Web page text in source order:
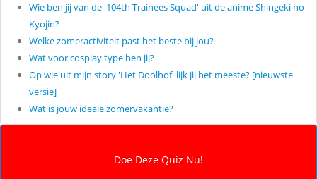
Wie ben jij van de '104th Trainees Squad' uit de anime Shingeki no
Kyojin?
Welke zomeractiviteit past het beste bij jou?
Wat voor cosplay type ben jij?
Op wie uit mijn story 'Het Doolhof' lijk jij het meeste? [nieuwste
versie]
Wat is jouw ideale zomervakantie?